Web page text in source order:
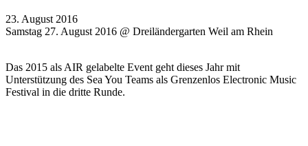
23. August 2016
Samstag 27. August 2016 @ Dreiländergarten Weil am Rhein
Das 2015 als AIR gelabelte Event geht dieses Jahr mit
Unterstützung des Sea You Teams als Grenzenlos Electronic Music
Festival in die dritte Runde.